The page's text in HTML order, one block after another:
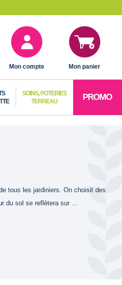
Mon compte Mon panier
SOINS, POTERIES
TERREAU
PROMO
tous les jardiniers. On choisit des
du sol se reflètera sur ...